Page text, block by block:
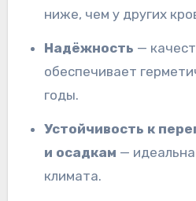
ниже, чем у других
Надёжность —
обеспечивает
годы.
Устойчивость к перепадам температур
и осадкам —
климата.